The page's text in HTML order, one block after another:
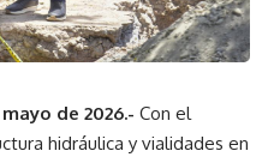
de 2026.- Con el
hidráulica y vialidades en